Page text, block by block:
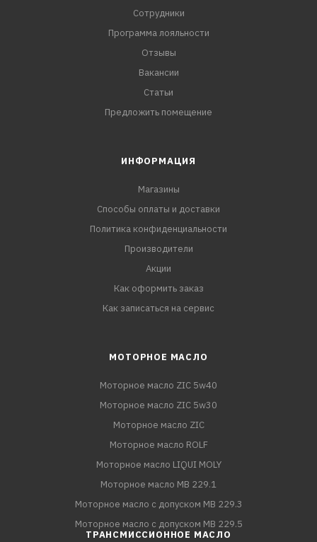
Сотрудники
Программа лояльности
Отзывы
Вакансии
Статьи
Предложить помещение
ИНФОРМАЦИЯ
Магазины
Способы оплаты и доставки
Политика конфиденциальности
Производители
Акции
Как оформить заказ
Как записаться на сервис
МОТОРНОЕ МАСЛО
Моторное масло ZIC 5w40
Моторное масло ZIC 5w30
Моторное масло ZIC
Моторное масло ROLF
Моторное масло LIQUI MOLY
Моторное масло MB 229.1
Моторное масло с допуском MB 229.3
Моторное масло с допуском MB 229.5
ТРАНСМИССИОННОЕ МАСЛО